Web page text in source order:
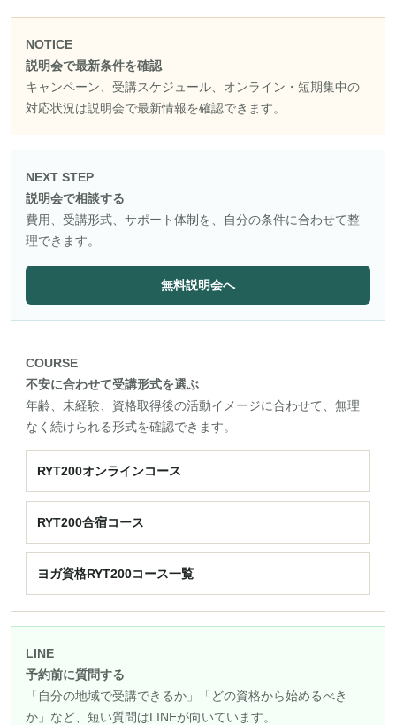
NOTICE
説明会で最新条件を確認
キャンペーン、受講スケジュール、オンライン・短期集中の
対応状況は説明会で最新情報を確認できます。
NEXT STEP
説明会で相談する
費用、受講形式、サポート体制を、自分の条件に合わせて整
理できます。
無料説明会へ
COURSE
不安に合わせて受講形式を選ぶ
年齢、未経験、資格取得後の活動イメージに合わせて、無理
なく続けられる形式を確認できます。
RYT200オンラインコース
RYT200合宿コース
ヨガ資格RYT200コース一覧
LINE
予約前に質問する
「自分の地域で受講できるか」「どの資格から始めるべき
か」など、短い質問はLINEが向いています。